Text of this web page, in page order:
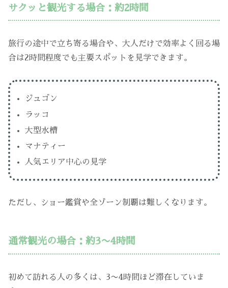
サクッと観光する場合：約2時間
旅行の途中で立ち寄る場合や、大人だけで効率よく回る場
合は2時間程度でも主要スポットを見学できます。
ジュゴン
ラッコ
大型水槽
マナティー
人気エリア中心の見学
ただし、ショー鑑賞や全ゾーン制覇は難しくなります。
通常観光の場合：約3〜4時間
初めて訪れる人の多くは、3〜4時間ほど滞在していま